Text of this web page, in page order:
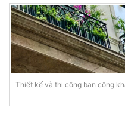
Thiết kế và thi công ban công